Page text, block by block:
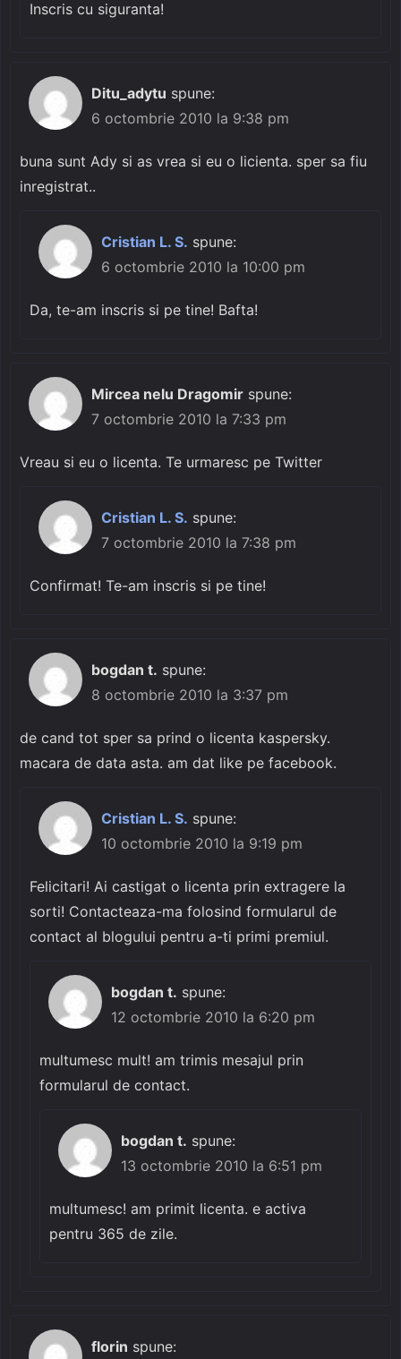
Inscris cu siguranta!
Ditu_adytu spune:
6 octombrie 2010 la 9:38 pm
buna sunt Ady si as vrea si eu o licienta. sper sa fiu
inregistrat..
Cristian L. S. spune:
6 octombrie 2010 la 10:00 pm
Da, te-am inscris si pe tine! Bafta!
Mircea nelu Dragomir spune:
7 octombrie 2010 la 7:33 pm
Vreau si eu o licenta. Te urmaresc pe Twitter
Cristian L. S. spune:
7 octombrie 2010 la 7:38 pm
Confirmat! Te-am inscris si pe tine!
bogdan t. spune:
8 octombrie 2010 la 3:37 pm
de cand tot sper sa prind o licenta kaspersky.
macara de data asta. am dat like pe facebook.
Cristian L. S. spune:
10 octombrie 2010 la 9:19 pm
Felicitari! Ai castigat o licenta prin extragere la
sorti! Contacteaza-ma folosind formularul de
contact al blogului pentru a-ti primi premiul.
bogdan t. spune:
12 octombrie 2010 la 6:20 pm
multumesc mult! am trimis mesajul prin
formularul de contact.
bogdan t. spune:
13 octombrie 2010 la 6:51 pm
multumesc! am primit licenta. e activa
pentru 365 de zile.
florin spune: